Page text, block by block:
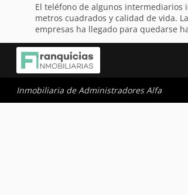
El teléfono de algunos
metros cuadrados y calidad de vida.
empresas ha llegado para quedarse
Inmobiliaria de Administradores Alfa